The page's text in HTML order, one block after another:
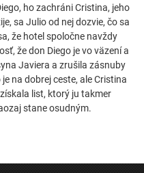
ho zachráni Cristina, jeho
sa Julio od nej dozvie, čo sa
že hotel spoločne navždy
že don Diego je vo väzení a
Javiera a zrušila zásnuby
na dobrej ceste, ale Cristina
list, ktorý ju takmer
stane osudným.